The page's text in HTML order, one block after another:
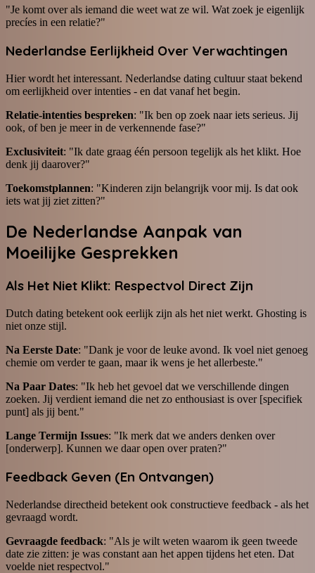
"Je komt over als iemand die weet wat ze wil. Wat zoek je eigenlijk
precíes in een relatie?"
Nederlandse Eerlijkheid Over Verwachtingen
Hier wordt het interessant. Nederlandse dating cultuur staat bekend
om eerlijkheid over intenties - en dat vanaf het begin.
Relatie-intenties bespreken: "Ik ben op zoek naar iets serieus. Jij
ook, of ben je meer in de verkennende fase?"
Exclusiviteit: "Ik date graag één persoon tegelijk als het klikt. Hoe
denk jij daarover?"
Toekomstplannen: "Kinderen zijn belangrijk voor mij. Is dat ook
iets wat jij ziet zitten?"
De Nederlandse Aanpak van
Moeilijke Gesprekken
Als Het Niet Klikt: Respectvol Direct Zijn
Dutch dating betekent ook eerlijk zijn als het niet werkt. Ghosting is
niet onze stijl.
Na Eerste Date: "Dank je voor de leuke avond. Ik voel niet genoeg
chemie om verder te gaan, maar ik wens je het allerbeste."
Na Paar Dates: "Ik heb het gevoel dat we verschillende dingen
zoeken. Jij verdient iemand die net zo enthousiast is over [specifiek
punt] als jij bent."
Lange Termijn Issues: "Ik merk dat we anders denken over
[onderwerp]. Kunnen we daar open over praten?"
Feedback Geven (En Ontvangen)
Nederlandse directheid betekent ook constructieve feedback - als het
gevraagd wordt.
Gevraagde feedback: "Als je wilt weten waarom ik geen tweede
date zie zitten: je was constant aan het appen tijdens het eten. Dat
voelde niet respectvol."